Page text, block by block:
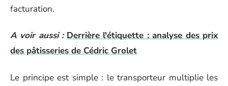
facturation.
A voir aussi : Derrière l'étiquette : analyse des prix
des pâtisseries de Cédric Grolet
Le principe est simple : le transporteur multiplie les